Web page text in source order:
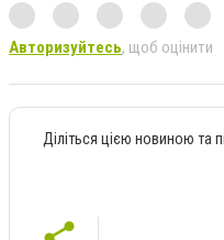
Авторизуйтесь, щоб оцінити
Діліться цією новиною та